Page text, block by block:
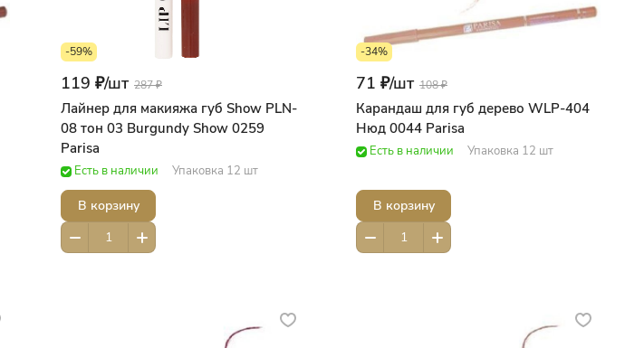
-59%
119 ₽/шт 287 ₽
Лайнер для макияжа губ Show PLN-
08 тон 03 Burgundy Show 0259
Parisa
Есть в наличии Упаковка 12 шт
В корзину
-34%
71 ₽/шт 108 ₽
Карандаш для губ дерево WLP-404
Нюд 0044 Parisa
Есть в наличии Упаковка 12 шт
В корзину